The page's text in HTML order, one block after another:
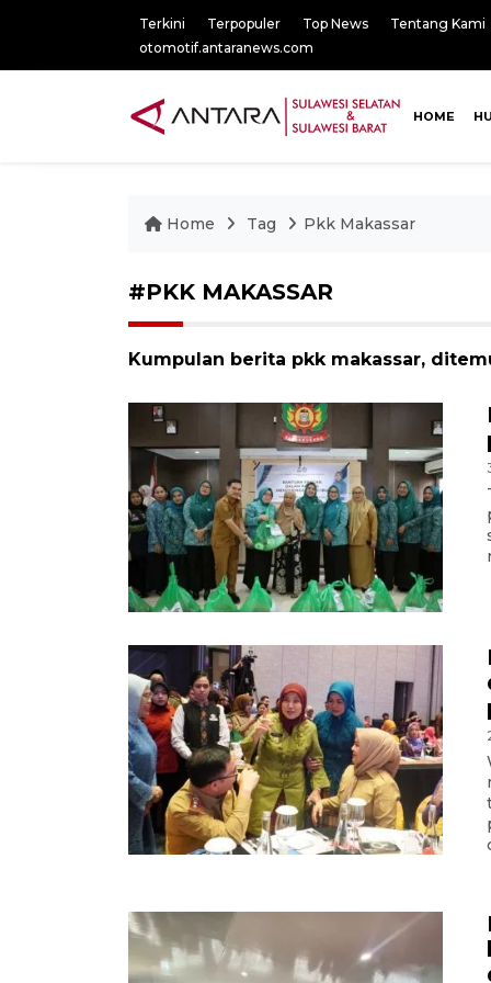
Terkini Terpopuler Top News
Tentang Kami
otomotif.antaranews.com
HOME
Home Tag Pkk Makassar
#PKK MAKASSAR
Kumpulan berita pkk makassar,